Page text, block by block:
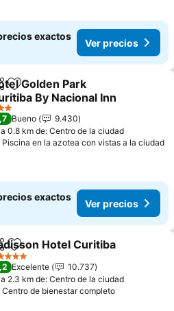
exactos
Ver precios
Agregar a favoritos
Golden Park
By Nacional Inn
Bueno
9.430
a 0.8 km de: Centro de la ciudad
Piscina en la azotea con vistas a la ciudad
exactos
Ver precios
Agregar a favoritos
Hotel Curitiba
Excelente
10.737
a 2.3 km de: Centro de la ciudad
Centro de bienestar completo